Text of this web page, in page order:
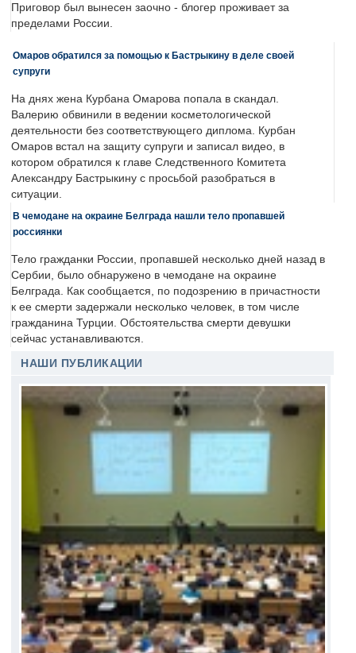
Приговор был вынесен заочно - блогер проживает за
пределами России.
Омаров обратился за помощью к Бастрыкину в деле своей
супруги
На днях жена Курбана Омарова попала в скандал.
Валерию обвинили в ведении косметологической
деятельности без соответствующего диплома. Курбан
Омаров встал на защиту супруги и записал видео, в
котором обратился к главе Следственного Комитета
Александру Бастрыкину с просьбой разобраться в
ситуации.
В чемодане на окраине Белграда нашли тело пропавшей
россиянки
Тело гражданки России, пропавшей несколько дней назад в
Сербии, было обнаружено в чемодане на окраине
Белграда. Как сообщается, по подозрению в причастности
к ее смерти задержали несколько человек, в том числе
гражданина Турции. Обстоятельства смерти девушки
сейчас устанавливаются.
НАШИ ПУБЛИКАЦИИ